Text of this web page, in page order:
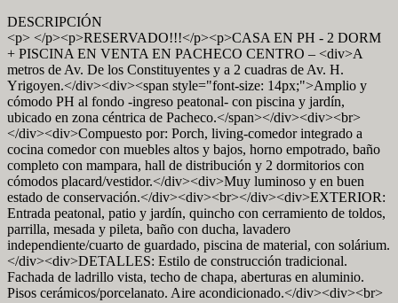
DESCRIPCIÓN
<p> </p><p>RESERVADO!!!</p><p>CASA EN PH - 2 DORM
+ PISCINA EN VENTA EN PACHECO CENTRO – <div>A
metros de Av. De los Constituyentes y a 2 cuadras de Av. H.
Yrigoyen.</div><div><span style="font-size: 14px;">Amplio y
cómodo PH al fondo -ingreso peatonal- con piscina y jardín,
ubicado en zona céntrica de Pacheco.</span></div><div><br>
</div><div>Compuesto por: Porch, living-comedor integrado a
cocina comedor con muebles altos y bajos, horno empotrado, baño
completo con mampara, hall de distribución y 2 dormitorios con
cómodos placard/vestidor.</div><div>Muy luminoso y en buen
estado de conservación.</div><div><br></div><div>EXTERIOR:
Entrada peatonal, patio y jardín, quincho con cerramiento de toldos,
parrilla, mesada y pileta, baño con ducha, lavadero
independiente/cuarto de guardado, piscina de material, con solárium.
</div><div>DETALLES: Estilo de construcción tradicional.
Fachada de ladrillo vista, techo de chapa, aberturas en aluminio.
Pisos cerámicos/porcelanato. Aire acondicionado.</div><div><br>